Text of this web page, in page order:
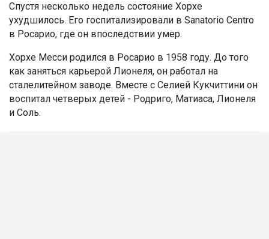
Спустя несколько недель состояние Хорхе
ухудшилось. Его госпитализировали в Sanatorio Centro
в Росарио, где он впоследствии умер.
Хорхе Месси родился в Росарио в 1958 году. До того
как заняться карьерой Лионеля, он работал на
сталелитейном заводе. Вместе с Селией Кукчиттини он
воспитал четверых детей - Родриго, Матиаса, Лионеля
и Соль.